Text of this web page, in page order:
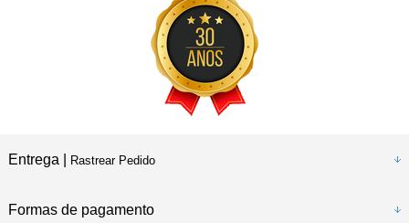
Entrega | Rastrear Pedido
Formas de pagamento